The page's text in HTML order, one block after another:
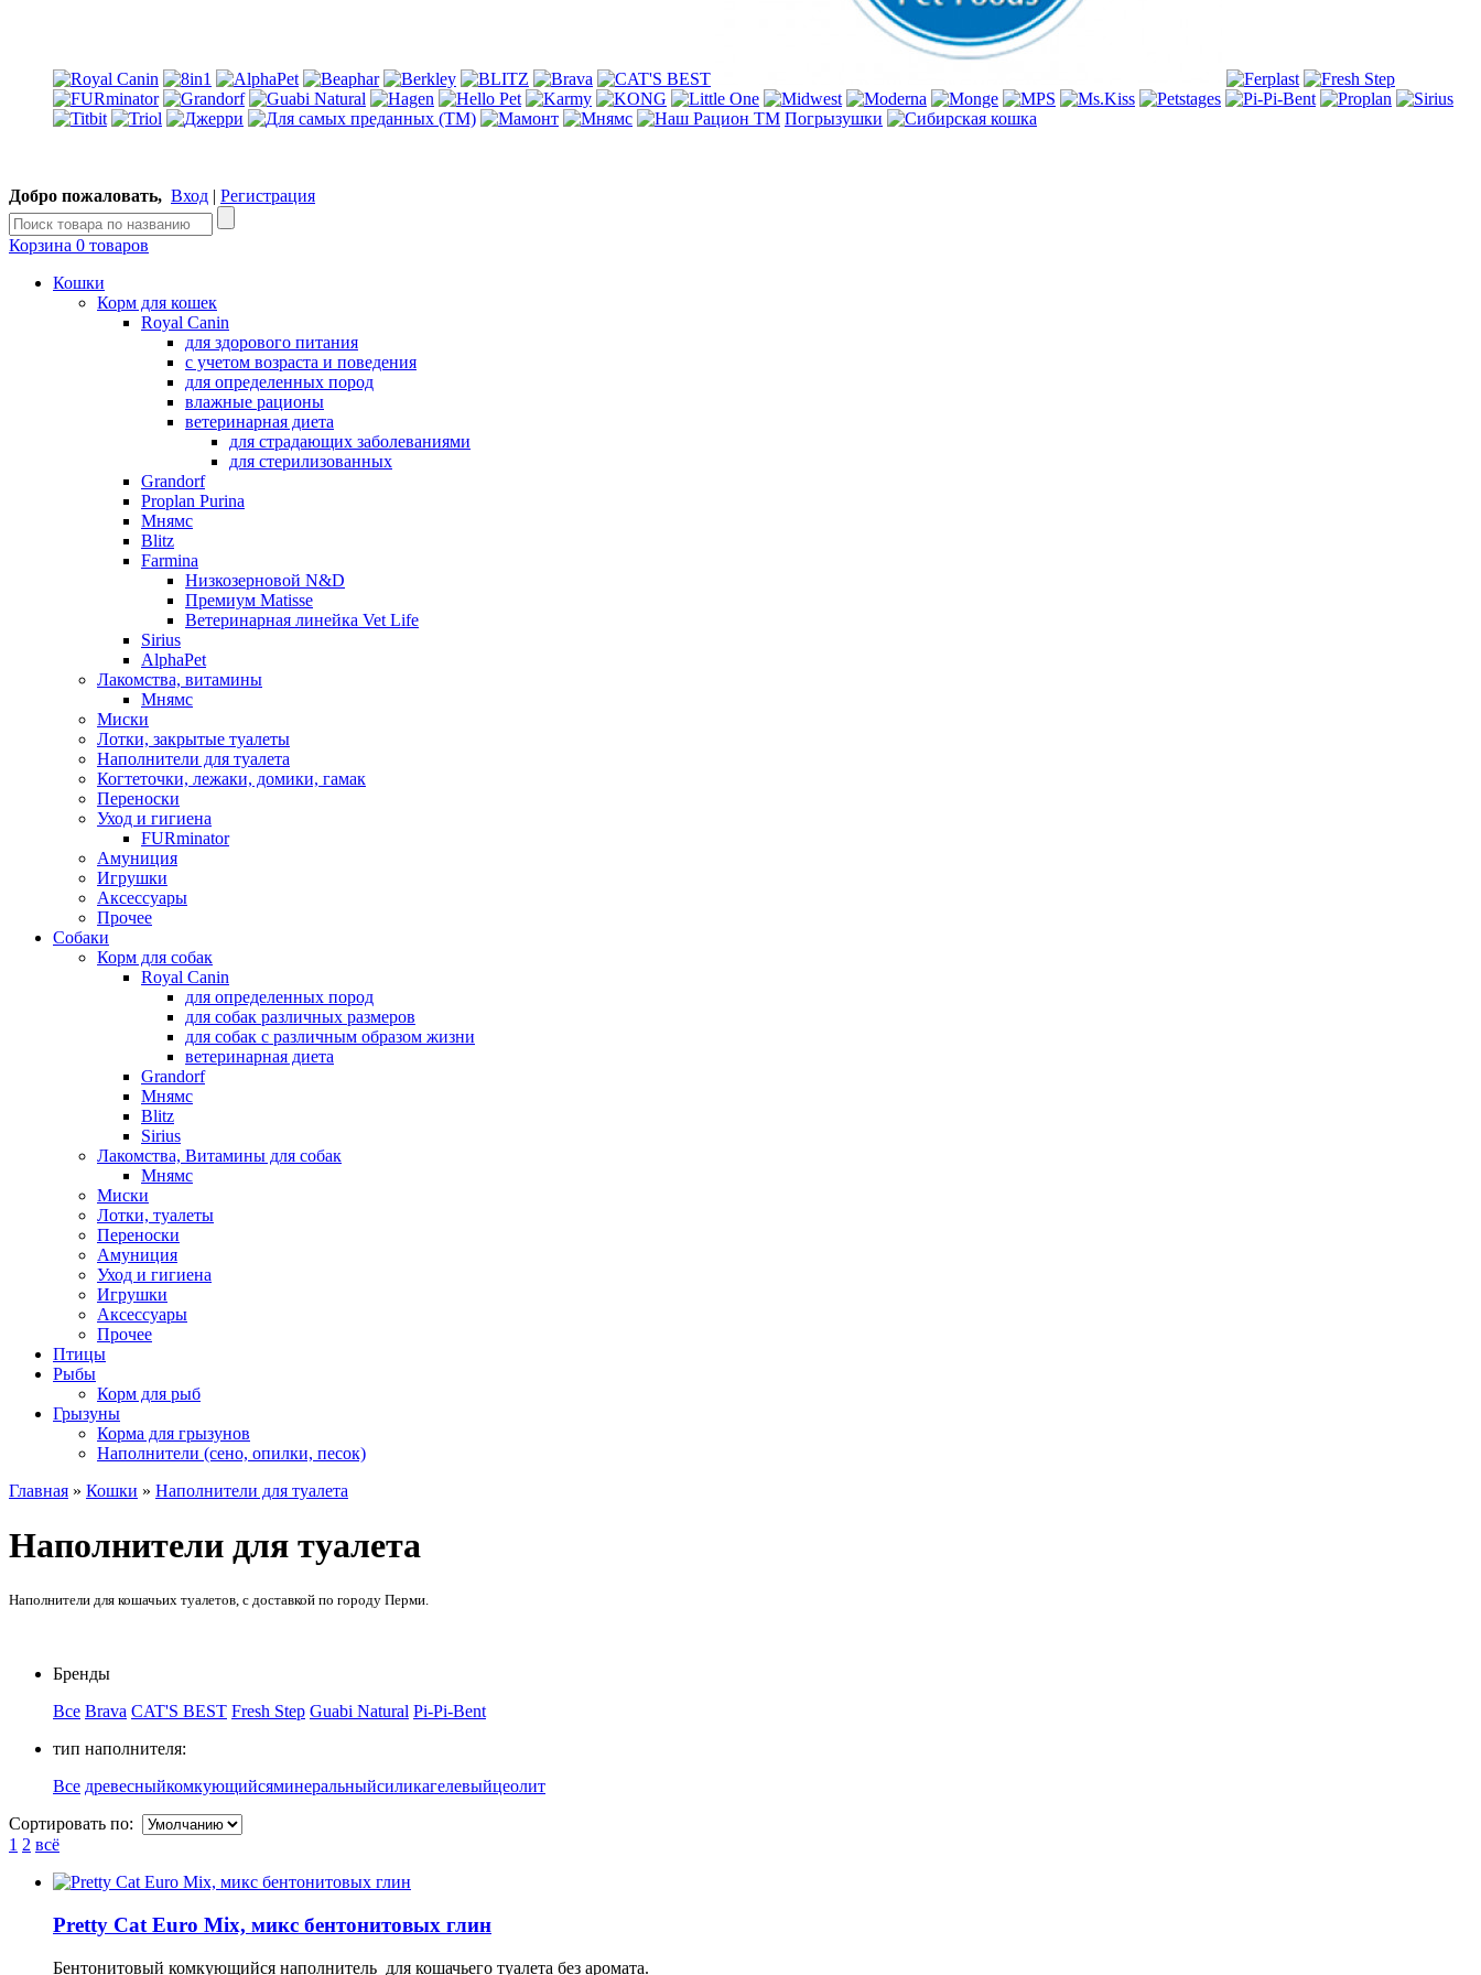
Погрызушки
Добро пожаловать, Вход | Регистрация
Корзина 0 товаров
Кошки
Корм для кошек
Royal Canin
для здорового питания
с учетом возраста и поведения
для определенных пород
влажные рационы
ветеринарная диета
для страдающих заболеваниями
для стерилизованных
Grandorf
Proplan Purina
Мнямс
Blitz
Farmina
Низкозерновой N&D
Премиум Matisse
Ветеринарная линейка Vet Life
Sirius
AlphaPet
Лакомства, витамины
Мнямс
Миски
Лотки, закрытые туалеты
Наполнители для туалета
Когтеточки, лежаки, домики, гамак
Переноски
Уход и гигиена
FURminator
Амуниция
Игрушки
Аксессуары
Прочее
Собаки
Корм для собак
Royal Canin
для определенных пород
для собак различных размеров
для собак с различным образом жизни
ветеринарная диета
Grandorf
Мнямс
Blitz
Sirius
Лакомства, Витамины для собак
Мнямс
Миски
Лотки, туалеты
Переноски
Амуниция
Уход и гигиена
Игрушки
Аксессуары
Прочее
Птицы
Рыбы
Корм для рыб
Грызуны
Корма для грызунов
Наполнители (сено, опилки, песок)
Главная » Кошки » Наполнители для туалета
Наполнители для туалета
Наполнители для кошачьих туалетов, с доставкой по городу Перми.
Бренды
Все Brava CAT'S BEST Fresh Step Guabi Natural Pi-Pi-Bent
тип наполнителя:
Все древесныйкомкующийсяминеральныйсиликагелевыйцеолит
Сортировать по:
1 2 всё
Pretty Cat Euro Mix, микс бентонитовых глин
Бентонитовый комкующийся наполнитель для кошачьего туалета без аромата.